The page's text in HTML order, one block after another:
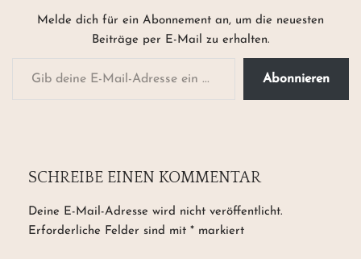
Melde dich für ein Abonnement an, um die neuesten
Beiträge per E-Mail zu erhalten.
Abonnieren
SCHREIBE EINEN KOMMENTAR
Deine E-Mail-Adresse wird nicht veröffentlicht.
Erforderliche Felder sind mit * markiert